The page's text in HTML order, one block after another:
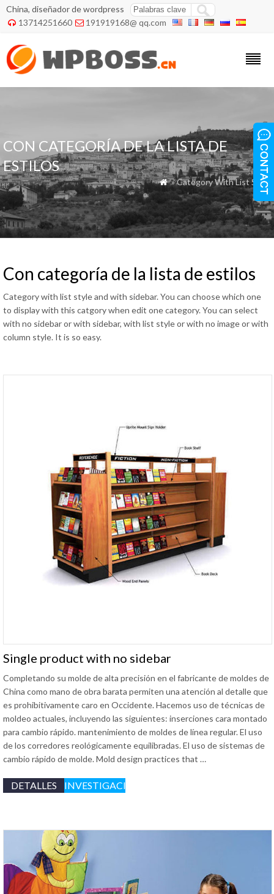
China, diseñador de wordpress
 13714251660  191919168@ qq.com
CON CATEGORÍA DE LA LISTA DE
ESTILOS
 » Category With List Style
Con categoría de la lista de estilos
Category with list style and with sidebar.You can choose which one
to display with this catgory when edit one category.You can select
with no sidebar or with sidebar, with list style or with no image or with
column style. It is so easy.
Single product with no sidebar
Completando su molde de alta precisión en el fabricante de moldes de
China como mano de obra barata permiten una atención al detalle que
es prohibitivamente caro en Occidente. Hacemos uso de técnicas de
moldeo actuales, incluyendo las siguientes: inserciones cara montado
para cambio rápido. mantenimiento de moldes de línea regular. El uso
de los corredores reológicamente equilibradas. El uso de sistemas de
cambio rápido de molde.Mold design practices that …
DETALLES INVESTIGACIÓN